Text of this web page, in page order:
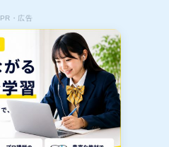
PR・広告